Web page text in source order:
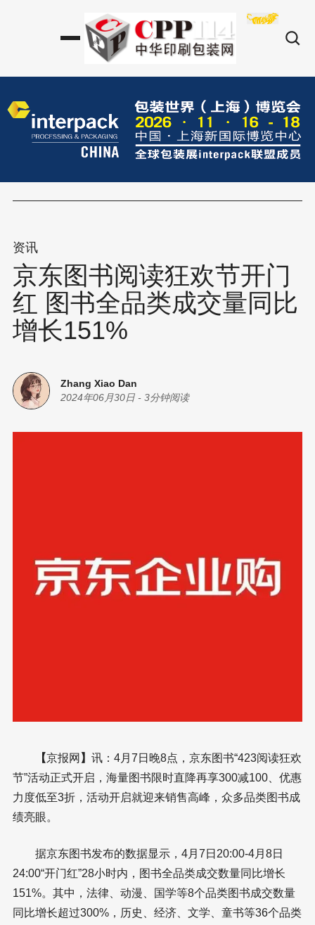
资讯
京东图书阅读狂欢节开门
红 图书全品类成交量同比
增长151%
Zhang Xiao Dan
2024年06月30日 - 3分钟阅读
【京报网 】 讯：4月7日晚8点，京东图书“423阅读狂欢
节”活动正式开启，海量图书限时直降再享300减100、优惠
力度低至3折，活动开启就迎来销售高峰，众多品类图书成
绩亮眼。
据京东图书发布的数据显示，4月7日20:00-4月8日
24:00“开门红”28小时内，图书全品类成交数量同比增长
151%。其中，法律、动漫、国学等8个品类图书成交数量
同比增长超过300%，历史、经济、文学、童书等36个品类